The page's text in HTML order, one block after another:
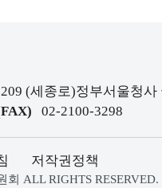
(세종로)정부서울청사
02-2100-3298
저작권정책
ALL RIGHTS RESERVED.